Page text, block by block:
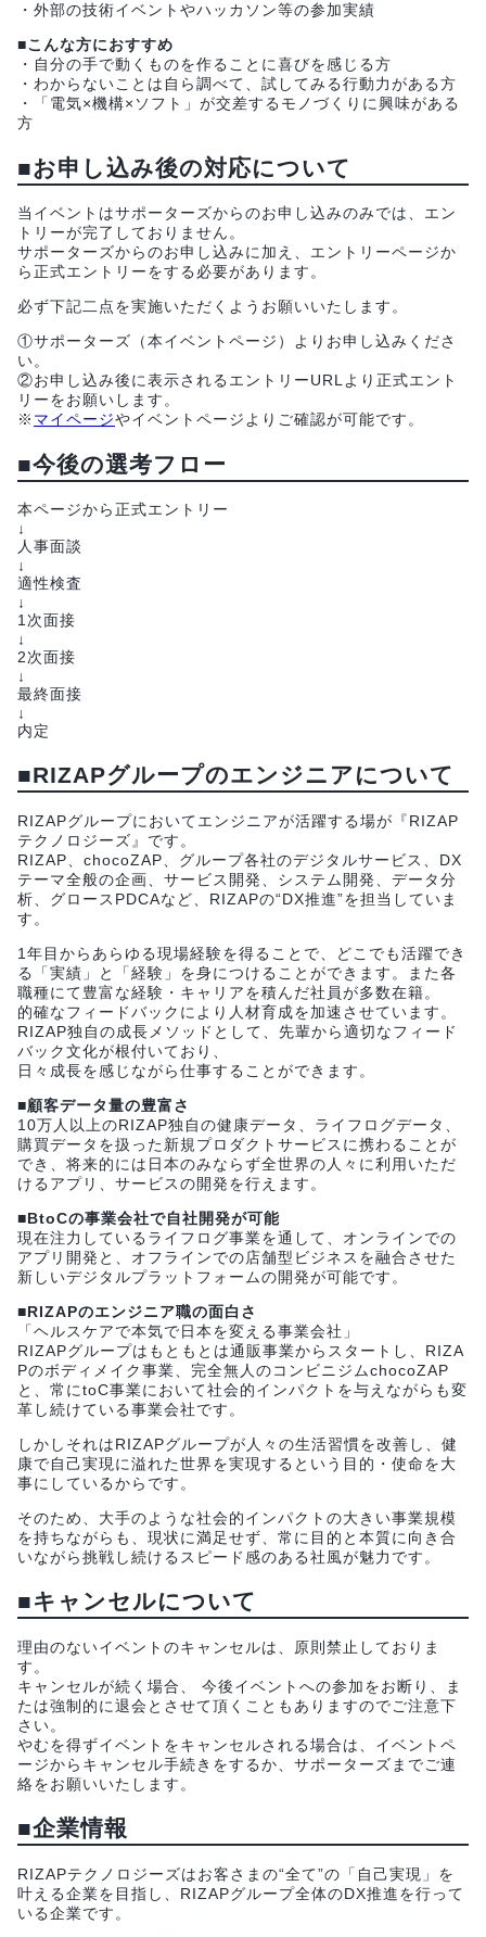
・外部の技術イベントやハッカソン等の参加実績
■こんな方におすすめ
・自分の手で動くものを作ることに喜びを感じる方
・わからないことは自ら調べて、試してみる行動力がある方
・「電気×機構×ソフト」が交差するモノづくりに興味がある
方
■お申し込み後の対応について
当イベントはサポーターズからのお申し込みのみでは、エン
トリーが完了しておりません。
サポーターズからのお申し込みに加え、エントリーページか
ら正式エントリーをする必要があります。
必ず下記二点を実施いただくようお願いいたします。
①サポーターズ（本イベントページ）よりお申し込みくださ
い。
②お申し込み後に表示されるエントリーURLより正式エント
リーをお願いします。
※ マイページやイベントページよりご確認が可能です。
■今後の選考フロー
本ページから正式エントリー
↓
人事面談
↓
適性検査
↓
1次面接
↓
2次面接
↓
最終面接
↓
内定
■RIZAPグループのエンジニアについて
RIZAPグループにおいてエンジニアが活躍する場が『RIZAP
テクノロジーズ』です。
RIZAP、chocoZAP、グループ各社のデジタルサービス、DX
テーマ全般の企画、サービス開発、システム開発、データ分
析、グロースPDCAなど、RIZAPの“DX推進”を担当していま
す。
1年目からあらゆる現場経験を得ることで、どこでも活躍でき
る「実績」と「経験」を身につけることができます。また各
職種にて豊富な経験・キャリアを積んだ社員が多数在籍。
的確なフィードバックにより人材育成を加速させています。
RIZAP独自の成長メソッドとして、先輩から適切なフィード
バック文化が根付いており、
日々成長を感じながら仕事することができます。
■顧客データ量の豊富さ
10万人以上のRIZAP独自の健康データ、ライフログデータ、
購買データを扱った新規プロダクトサービスに携わることが
でき、将来的には日本のみならず全世界の人々に利用いただ
けるアプリ、サービスの開発を行えます。
■BtoCの事業会社で自社開発が可能
現在注力しているライフログ事業を通して、オンラインでの
アプリ開発と、オフラインでの店舗型ビジネスを融合させた
新しいデジタルプラットフォームの開発が可能です。
■RIZAPのエンジニア職の面白さ
「ヘルスケアで本気で日本を変える事業会社」
RIZAPグループはもともとは通販事業からスタートし、RIZA
Pのボディメイク事業、完全無人のコンビニジムchocoZAP
と、常にtoC事業において社会的インパクトを与えながらも変
革し続けている事業会社です。
しかしそれはRIZAPグループが人々の生活習慣を改善し、健
康で自己実現に溢れた世界を実現するという目的・使命を大
事にしているからです。
そのため、大手のような社会的インパクトの大きい事業規模
を持ちながらも、現状に満足せず、常に目的と本質に向き合
いながら挑戦し続けるスピード感のある社風が魅力です。
■キャンセルについて
理由のないイベントのキャンセルは、原則禁止しておりま
す。
キャンセルが続く場合、 今後イベントへの参加をお断り、ま
たは強制的に退会とさせて頂くこともありますのでご注意下
さい。
やむを得ずイベントをキャンセルされる場合は、イベントペ
ージからキャンセル手続きをするか、サポーターズまでご連
絡をお願いいたします。
■企業情報
RIZAPテクノロジーズはお客さまの“全て”の「自己実現」を
叶える企業を目指し、RIZAPグループ全体のDX推進を行って
いる企業です。